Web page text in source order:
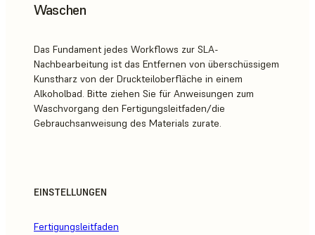
Waschen
Das Fundament jedes Workflows zur SLA-
Nachbearbeitung ist das Entfernen von überschüssigem
Kunstharz von der Druckteiloberfläche in einem
Alkoholbad. Bitte ziehen Sie für Anweisungen zum
Waschvorgang den Fertigungsleitfaden/die
Gebrauchsanweisung des Materials zurate.
EINSTELLUNGEN
Fertigungsleitfaden